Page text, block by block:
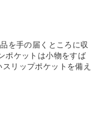
を手の届くところに収
ポケットは小物をすば
リップポケットを備え